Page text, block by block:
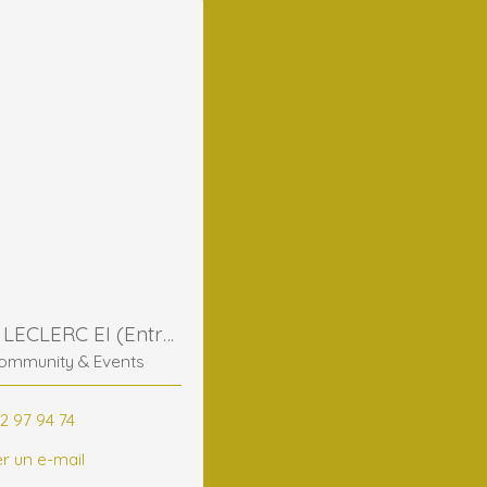
Frederic LECLERC EI (Entreprise Individuelle)
& Events
97 94 74
un e-mail